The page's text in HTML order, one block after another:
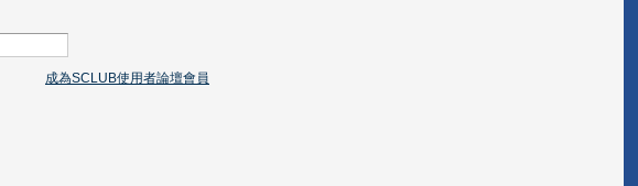
成為SCLUB使用者論壇會員